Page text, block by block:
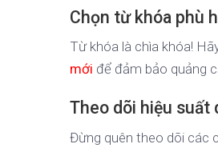
Chọn từ khóa phù
Từ khóa là chìa khóa!
mới để đảm bảo quảng
Theo dõi hiệu suất
Đừng quên theo dõi các